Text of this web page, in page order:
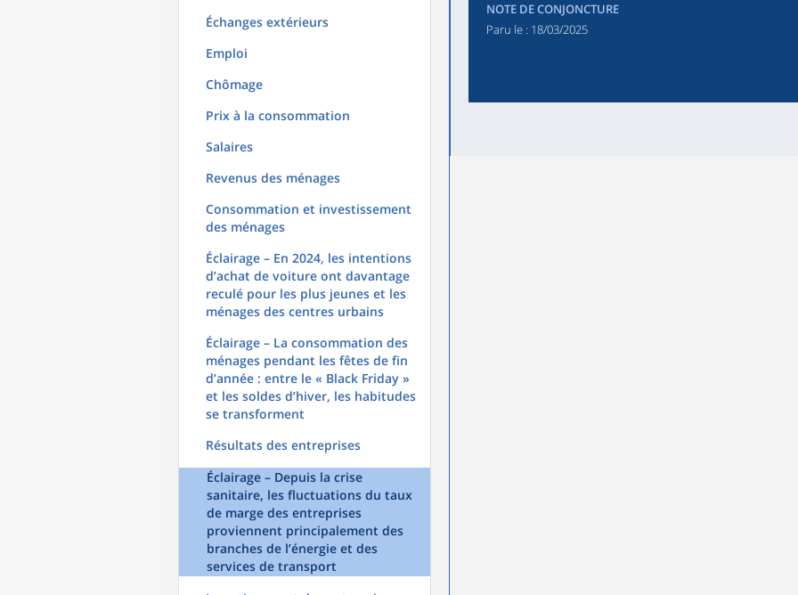
Échanges extérieurs
Emploi
Chômage
Prix à la consommation
Salaires
Revenus des ménages
Consommation et investissement
des ménages
Éclairage – En 2024, les intentions
d’achat de voiture ont davantage
reculé pour les plus jeunes et les
ménages des centres urbains
Éclairage – La consommation des
ménages pendant les fêtes de fin
d’année : entre le « Black Friday »
et les soldes d’hiver, les habitudes
se transforment
Résultats des entreprises
Éclairage – Depuis la crise
sanitaire, les fluctuations du taux
de marge des entreprises
proviennent principalement des
branches de l’énergie et des
services de transport
NOTE DE CONJONCTURE
Paru le : 18/03/2025